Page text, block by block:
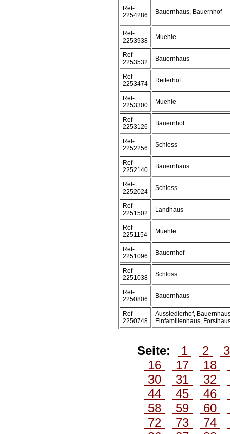
Ref-
2254286
Bauernhaus, Bauernhof
Ref-
2253938
Muehle
Ref-
2253532
Bauernhaus
Ref-
2253474
Reiterhof
Ref-
2253300
Muehle
Ref-
2253126
Bauernhof
Ref-
2252256
Schloss
Ref-
2252140
Bauernhaus
Ref-
2252024
Schloss
Ref-
2251502
Landhaus
Ref-
2251154
Muehle
Ref-
2251096
Bauernhof
Ref-
2251038
Schloss
Ref-
2250806
Bauernhaus
Ref-
2250748
Aussiedlerhof,
Einfamilienhaus,
Seite: 1 2
16
17 18
30
31 32
44
45 46
58
59 60
72
73 74